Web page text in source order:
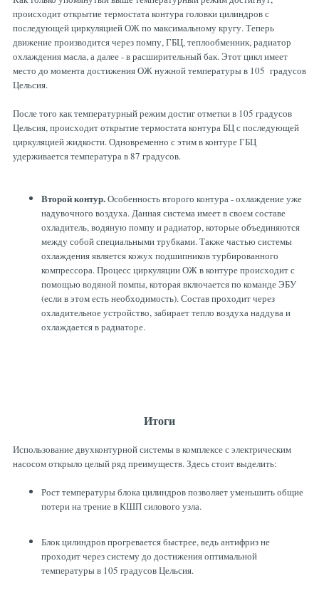
происходит открытие термостата контура головки цилиндров с
последующей циркуляцией ОЖ по максимальному кругу. Теперь
движение производится через помпу, ГБЦ, теплообменник, радиатор
охлаждения масла, а далее - в расширительный бак. Этот цикл имеет
место до момента достижения ОЖ нужной температуры в 105 градусов
Цельсия.
После того как температурный режим достиг отметки в 105 градусов
Цельсия, происходит открытие термостата контура БЦ с последующей
циркуляцией жидкости. Одновременно с этим в контуре ГБЦ
удерживается температура в 87 градусов.
Второй контур.Особенность второго контура - охлаждение уже
надувочного воздуха. Данная система имеет в своем составе
охладитель, водяную помпу и радиатор, которые объединяются
между собой специальными трубками. Также частью системы
охлаждения является кожух подшипников турбированного
компрессора. Процесс циркуляции ОЖ в контуре происходит с
помощью водяной помпы, которая включается по команде ЭБУ
(если в этом есть необходимость). Состав проходит через
охладительное устройство, забирает тепло воздуха наддува и
охлаждается в радиаторе.
Итоги
Использование двухконтурной системы в комплексе с электрическим
насосом открыло целый ряд преимуществ. Здесь стоит выделить:
Рост температуры блока цилиндров позволяет уменьшить общие
потери на трение в КШП силового узла.
Блок цилиндров прогревается быстрее, ведь антифриз не
проходит через систему до достижения оптимальной
температуры в 105 градусов Цельсия.